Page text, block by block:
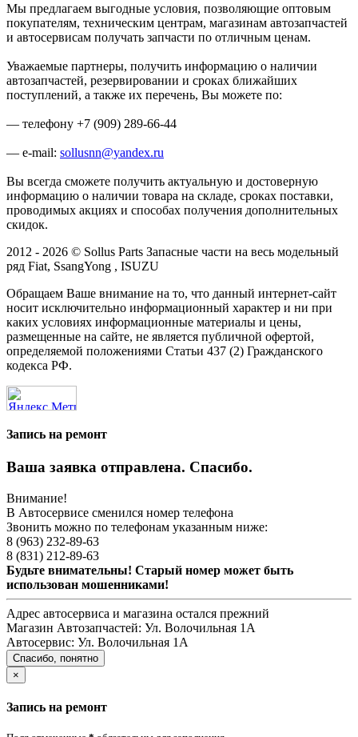
Мы предлагаем выгодные условия, позволяющие оптовым
покупателям, техническим центрам, магазинам автозапчастей
и автосервисам получать запчасти по отличным ценам.
Уважаемые партнеры, получить информацию о наличии
автозапчастей, резервировании и сроках ближайших
поступлений, а также их перечень, Вы можете по:
— телефону +7 (909) 289-66-44
— e-mail: sollusnn@yandex.ru
Вы всегда сможете получить актуальную и достоверную
информацию о наличии товара на складе, сроках поставки,
проводимых акциях и способах получения дополнительных
скидок.
2012 - 2026 © Sollus Parts Запасные части на весь модельный
ряд Fiat, SsangYong , ISUZU
Обращаем Ваше внимание на то, что данный интернет-сайт
носит исключительно информационный характер и ни при
каких условиях информационные материалы и цены,
размещенные на сайте, не является публичной офертой,
определяемой положениями Статьи 437 (2) Гражданского
кодекса РФ.
Запись на ремонт
Ваша заявка отправлена. Спасибо.
Внимание!
В Автосервисе сменился номер телефона
Звонить можно по телефонам указанным ниже:
8 (963) 232-89-63
8 (831) 212-89-63
Будьте внимательны! Старый номер может быть
использован мошенниками!
Адрес автосервиса и магазина остался прежний
Магазин Автозапчастей: Ул. Волочильная 1А
Автосервис: Ул. Волочильная 1А
Спасибо, понятно
×
Запись на ремонт